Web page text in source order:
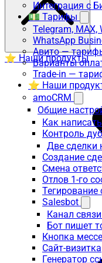
Интеграция с
💵 Тарифы
Telegram, MAX,
WhatsApp
Авито —
Варианты
Trade-in —
⭐ Наши
amoCRM
Общие
Как
Контроль
Две сделки
Создание
Смена
Отлов 1-го
Тегирование
Salesbot
Канал
Бот пишет
Кнопка
Сайт-визитка
Генератор
⭐ Наши продукты